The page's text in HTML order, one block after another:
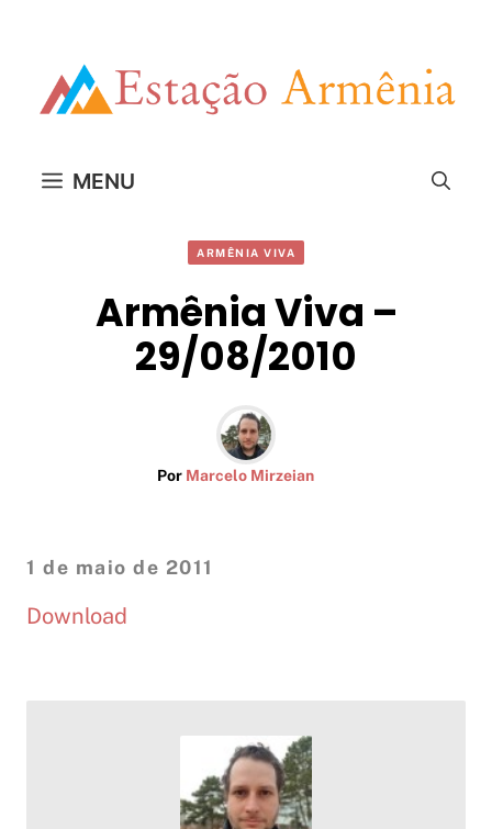
MENU
ARMÊNIA VIVA
Armênia Viva –
29/08/2010
Por Marcelo Mirzeian
1 de maio de 2011
Download